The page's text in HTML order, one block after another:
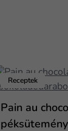
Receptek
Pain au
péksütemény